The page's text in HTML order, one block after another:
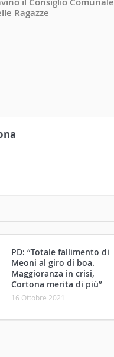
Ragazze
PD: “Totale fallimento di
Meoni al giro di boa.
Maggioranza in crisi,
Cortona merita di più”
16 Ottobre 2021